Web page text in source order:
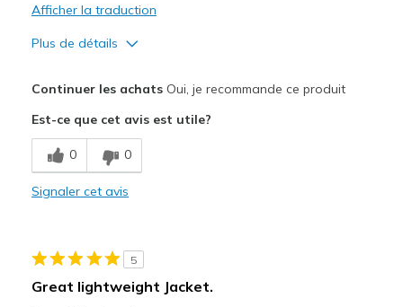
Afficher la traduction
Plus de détails
Comfortable
Stylish
Going Out
Continuer les achatsOui, je recommande ce produit
Est-ce que cet avis est utile?
0 0
Signaler cet avis
5
Great lightweight Jacket.